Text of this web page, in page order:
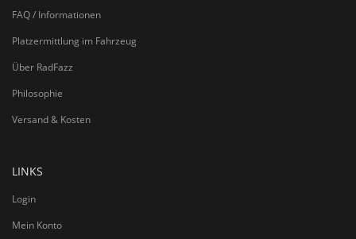
FAQ / Informationen
Platzermittlung im Fahrzeug
Über RadFazz
Philosophie
Versand & Kosten
LINKS
Login
Mein Konto